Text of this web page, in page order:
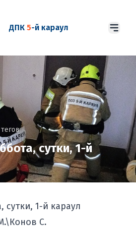
ДПК 5-й караул
тегов
сутки, 1-й
сутки, 1-й караул
С.